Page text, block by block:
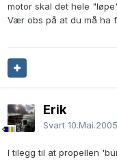
motor skal det hele
Vær obs på at du må ha
Erik
Svart 10.Mai.2005
I tilegg til at propellen